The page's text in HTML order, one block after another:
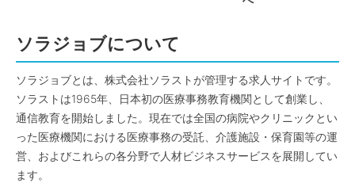
ソラジョブについて
ソラジョブとは、株式会社ソラストが管理する求人サイトです。
ソラストは1965年、日本初の医療事務教育機関として創業し、
通信教育を開始しました。現在では全国の病院やクリニックとい
った医療機関における医療事務の受託、介護施設・保育園等の運
営、およびこれらの各分野で人材ビジネスサービスを展開してい
ます。